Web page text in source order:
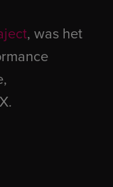
, was het